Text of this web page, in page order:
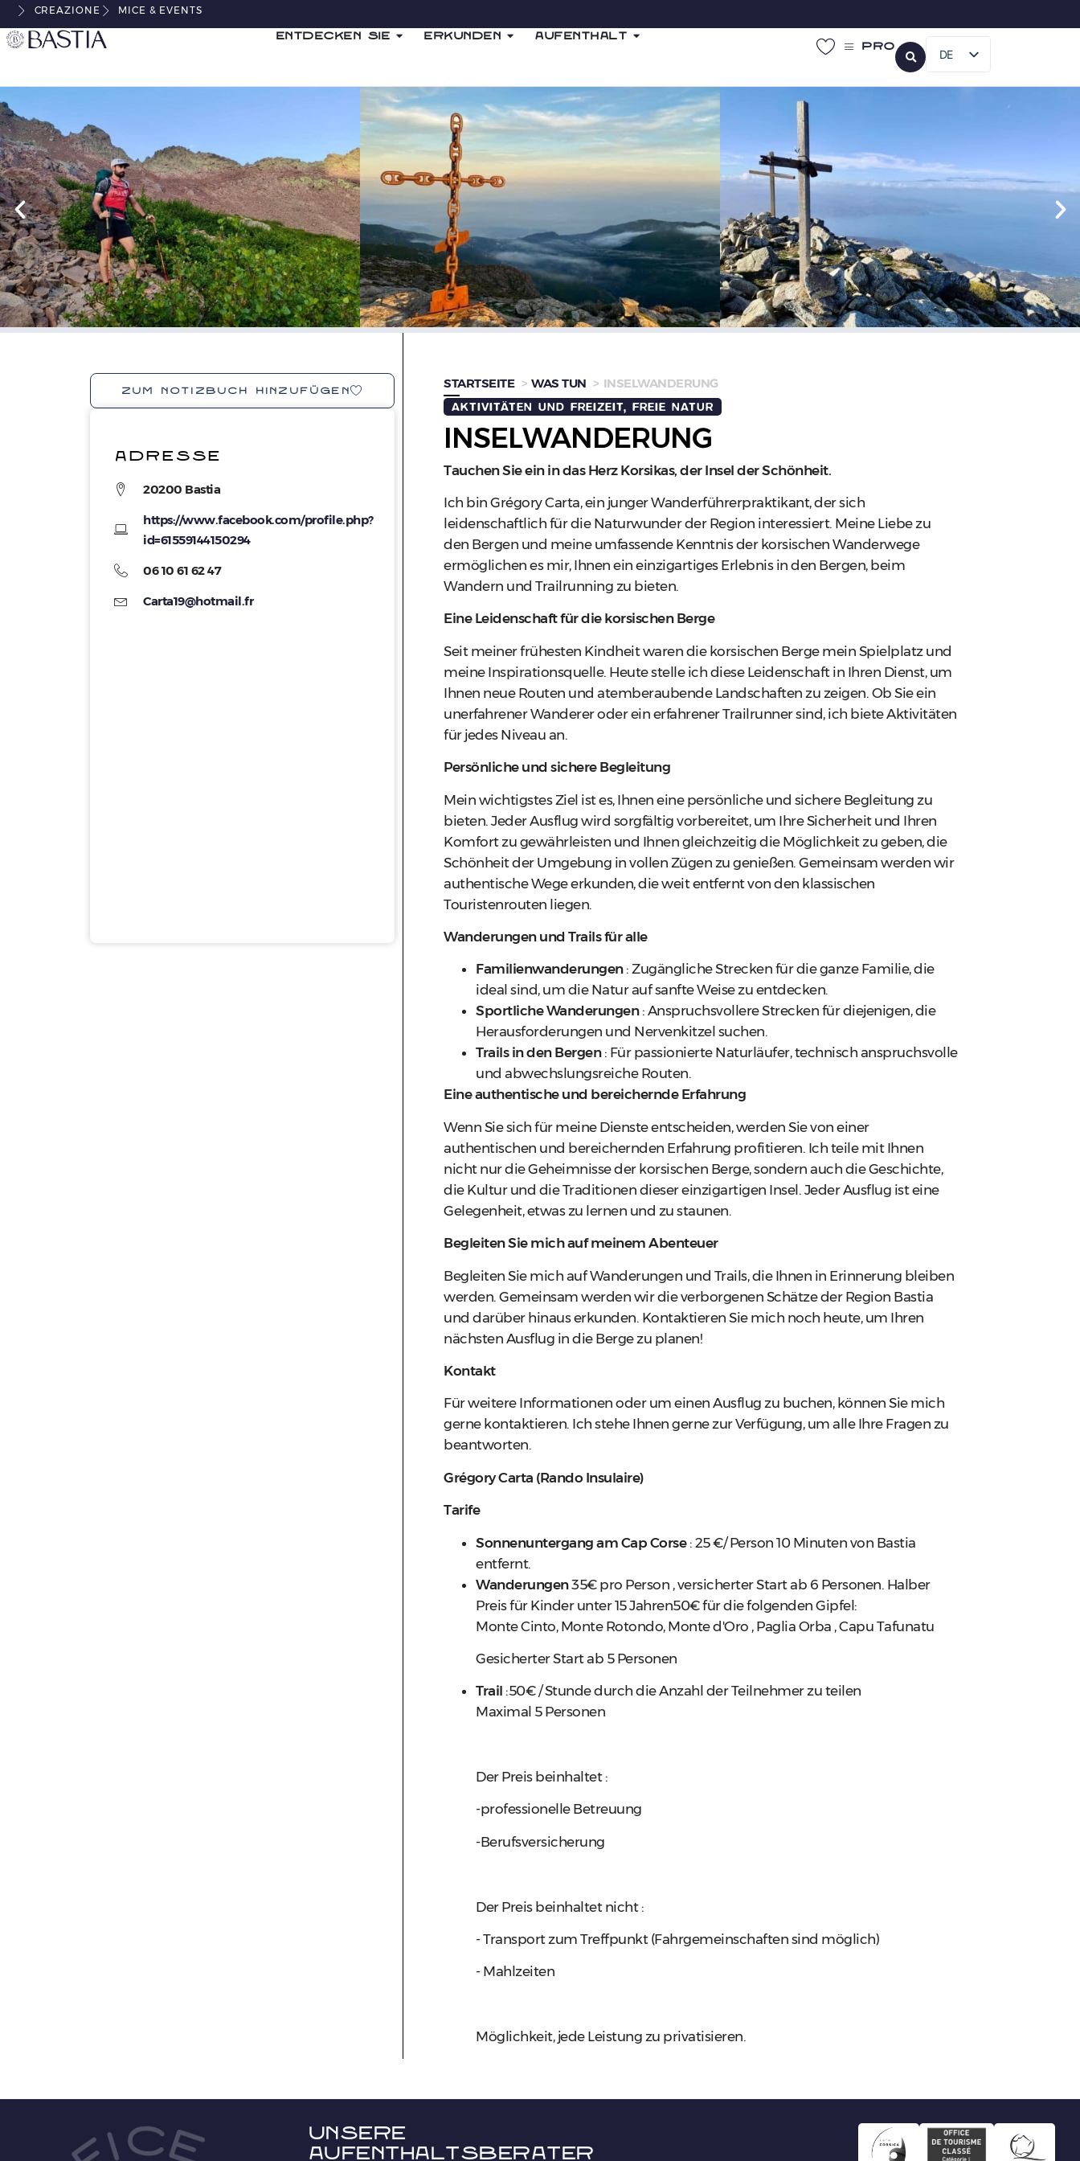
CREAZIONE MICE & EVENTS
Entdecken Sie Erkunden Aufenthalt
Pro
DE
ZUM NOTIZBUCH HINZUFÜGEN
ADRESSE
20200 Bastia
https://www.facebook.com/profile.php?
id=61559144150294
06 10 61 62 47
Carta19@hotmail.fr
STARTSEITE WAS TUN INSELWANDERUNG
AKTIVITÄTEN UND FREIZEIT, FREIE NATUR
INSELWANDERUNG
Tauchen Sie ein in das Herz Korsikas, der Insel der Schönheit.
Ich bin Grégory Carta, ein junger Wanderführerpraktikant, der sich
leidenschaftlich für die Naturwunder der Region interessiert. Meine Liebe zu
den Bergen und meine umfassende Kenntnis der korsischen Wanderwege
ermöglichen es mir, Ihnen ein einzigartiges Erlebnis in den Bergen, beim
Wandern und Trailrunning zu bieten.
Eine Leidenschaft für die korsischen Berge
Seit meiner frühesten Kindheit waren die korsischen Berge mein Spielplatz und
meine Inspirationsquelle. Heute stelle ich diese Leidenschaft in Ihren Dienst, um
Ihnen neue Routen und atemberaubende Landschaften zu zeigen. Ob Sie ein
unerfahrener Wanderer oder ein erfahrener Trailrunner sind, ich biete Aktivitäten
für jedes Niveau an.
Persönliche und sichere Begleitung
Mein wichtigstes Ziel ist es, Ihnen eine persönliche und sichere Begleitung zu
bieten. Jeder Ausflug wird sorgfältig vorbereitet, um Ihre Sicherheit und Ihren
Komfort zu gewährleisten und Ihnen gleichzeitig die Möglichkeit zu geben, die
Schönheit der Umgebung in vollen Zügen zu genießen. Gemeinsam werden wir
authentische Wege erkunden, die weit entfernt von den klassischen
Touristenrouten liegen.
Wanderungen und Trails für alle
Familienwanderungen: Zugängliche Strecken für die ganze Familie, die
ideal sind, um die Natur auf sanfte Weise zu entdecken.
Sportliche Wanderungen: Anspruchsvollere Strecken für diejenigen, die
Herausforderungen und Nervenkitzel suchen.
Trails in den Bergen: Für passionierte Naturläufer, technisch anspruchsvolle
und abwechslungsreiche Routen.
Eine authentische und bereichernde Erfahrung
Wenn Sie sich für meine Dienste entscheiden, werden Sie von einer
authentischen und bereichernden Erfahrung profitieren. Ich teile mit Ihnen
nicht nur die Geheimnisse der korsischen Berge, sondern auch die Geschichte,
die Kultur und die Traditionen dieser einzigartigen Insel. Jeder Ausflug ist eine
Gelegenheit, etwas zu lernen und zu staunen.
Begleiten Sie mich auf meinem Abenteuer
Begleiten Sie mich auf Wanderungen und Trails, die Ihnen in Erinnerung bleiben
werden. Gemeinsam werden wir die verborgenen Schätze der Region Bastia
und darüber hinaus erkunden. Kontaktieren Sie mich noch heute, um Ihren
nächsten Ausflug in die Berge zu planen!
Kontakt
Für weitere Informationen oder um einen Ausflug zu buchen, können Sie mich
gerne kontaktieren. Ich stehe Ihnen gerne zur Verfügung, um alle Ihre Fragen zu
beantworten.
Grégory Carta (Rando Insulaire)
Tarife
Sonnenuntergang am Cap Corse: 25 €/ Person 10 Minuten von Bastia
entfernt.
Wanderungen35€ pro Person , versicherter Start ab 6 Personen. Halber
Preis für Kinder unter 15 Jahren50€ für die folgenden Gipfel:
Monte Cinto, Monte Rotondo, Monte d'Oro , Paglia Orba , Capu Tafunatu
Gesicherter Start ab 5 Personen
Trail :50€ / Stunde durch die Anzahl der Teilnehmer zu teilen
Maximal 5 Personen
Der Preis beinhaltet :
-professionelle Betreuung
-Berufsversicherung
Der Preis beinhaltet nicht :
- Transport zum Treffpunkt (Fahrgemeinschaften sind möglich)
- Mahlzeiten
Möglichkeit, jede Leistung zu privatisieren.
Unsere
Aufenthaltsberater